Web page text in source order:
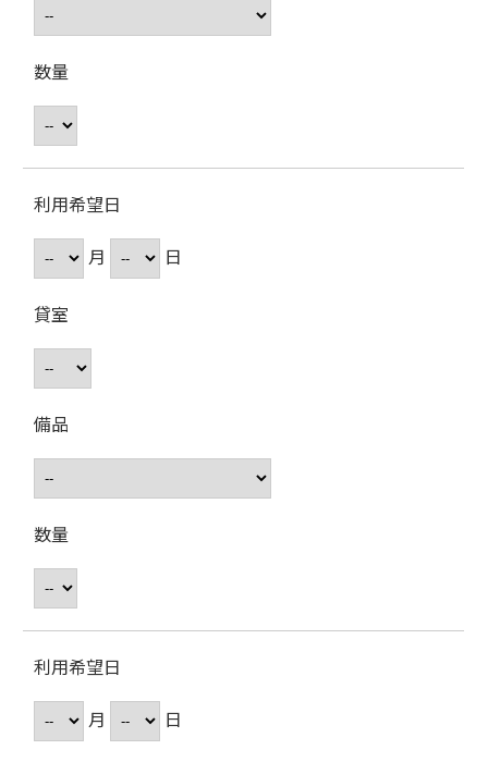
数量
利用希望日
月
日
貸室
備品
数量
利用希望日
月
日